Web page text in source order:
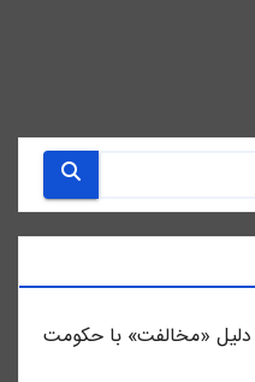
دلیل «مخالفت» با حکومت